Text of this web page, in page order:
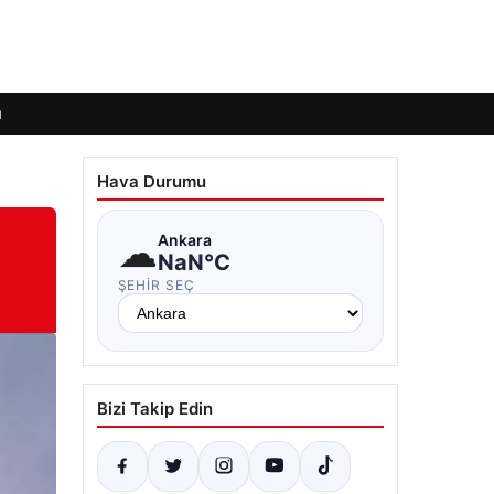
Hava Durumu
☁Ankara
NaN°C
ŞEHIR SEÇ
Bizi Takip Edin